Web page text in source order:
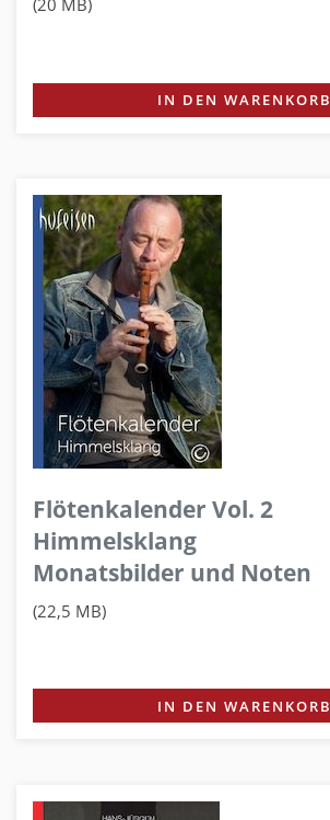
(20 MB)
IN DEN WARENKORB
Flötenkalender Vol. 2
Himmelsklang
Monatsbilder und Noten
(22,5 MB)
IN DEN WARENKORB